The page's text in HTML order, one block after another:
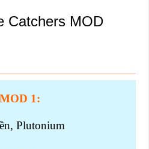
Catchers MOD
1:
Plutonium